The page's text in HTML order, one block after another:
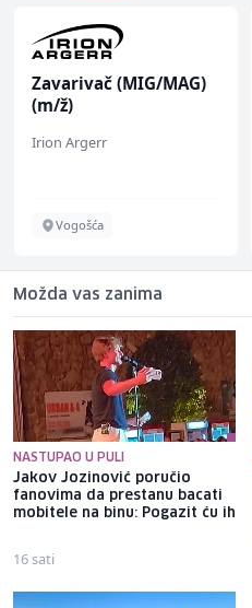
Zavarivač (MIG/MAG)
(m/ž)
Irion Argerr
Vogošća
Možda vas zanima
NASTUPAO U PULI
Jakov Jozinović poručio
fanovima da prestanu bacati
mobitele na binu: Pogazit ću ih
16 sati